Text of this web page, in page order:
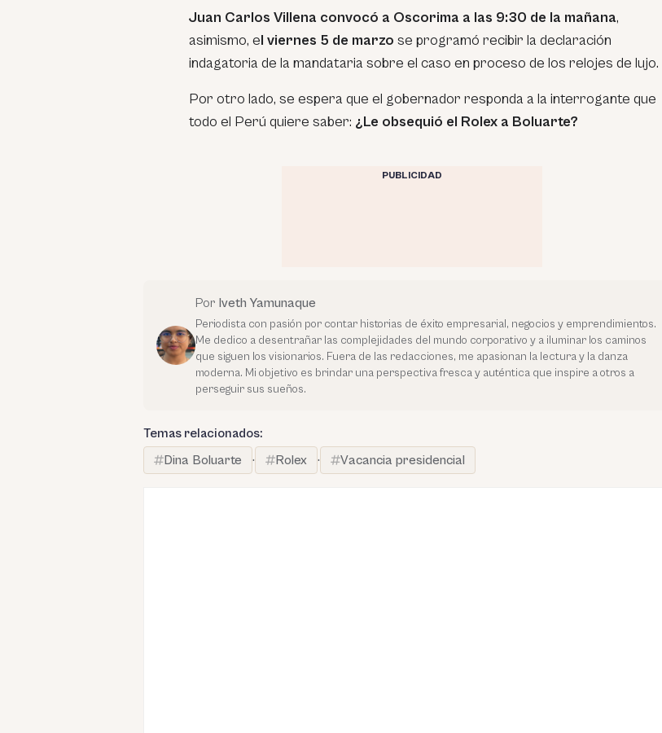
Juan Carlos Villena convocó a Oscorima a las 9:30 de la mañana,
asimismo, el viernes 5 de marzo se programó recibir la declaración
indagatoria de la mandataria sobre el caso en proceso de los relojes de lujo.
Por otro lado, se espera que el gobernador responda a la interrogante que
todo el Perú quiere saber: ¿Le obsequió el Rolex a Boluarte?
PUBLICIDAD
Por Iveth Yamunaque
Periodista con pasión por contar historias de éxito empresarial, negocios y emprendimientos.
Me dedico a desentrañar las complejidades del mundo corporativo y a iluminar los caminos
que siguen los visionarios. Fuera de las redacciones, me apasionan la lectura y la danza
moderna. Mi objetivo es brindar una perspectiva fresca y auténtica que inspire a otros a
perseguir sus sueños.
Temas relacionados:
Dina Boluarte
· Rolex · Vacancia presidencial